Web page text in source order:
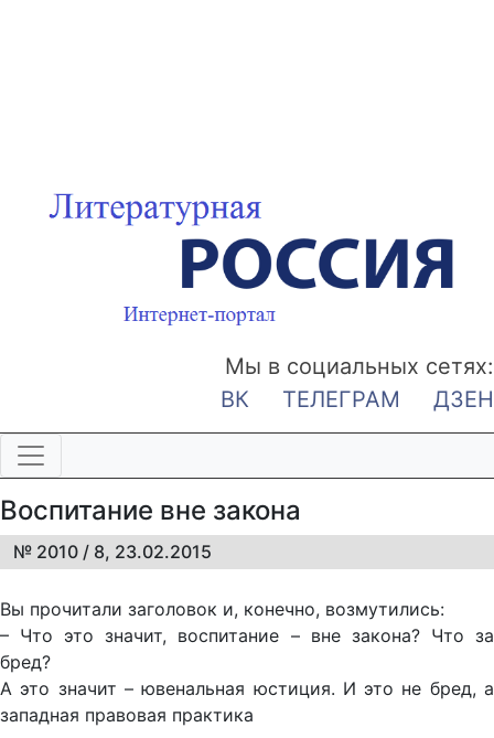
Мы в социальных сетях:
ВК
ТЕЛЕГРАМ ДЗЕН
Воспитание вне закона
№ 2010 / 8, 23.02.2015
Вы про­чи­та­ли за­го­ло­вок и, ко­неч­но, воз­му­ти­лись:
– Что это зна­чит, вос­пи­та­ние – вне за­ко­на? Что за
бред?
А это зна­чит – юве­наль­ная юс­ти­ция. И это не бред, а
за­пад­ная пра­во­вая прак­ти­ка